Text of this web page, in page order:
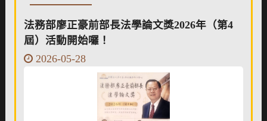
法務部廖正豪前部長法學論文獎2026年（第4
屆）活動開始囉！
2026-05-28